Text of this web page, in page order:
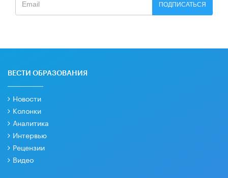
ПОДПИСАТЬСЯ
ВЕСТИ ОБРАЗОВАНИЯ
Новости
Колонки
Аналитика
Интервью
Рецензии
Видео